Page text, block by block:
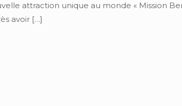
attraction unique au monde « Mission
avoir[…]